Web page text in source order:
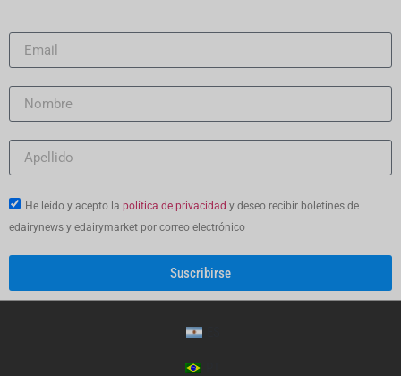
He leído y acepto la política de privacidad y deseo recibir boletines de
edairynews y edairymarket por correo electrónico
Suscribirse